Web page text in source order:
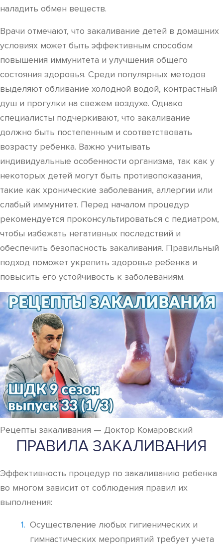
наладить обмен веществ.
Врачи отмечают, что закаливание детей в домашних
условиях может быть эффективным способом
повышения иммунитета и улучшения общего
состояния здоровья. Среди популярных методов
выделяют обливание холодной водой, контрастный
душ и прогулки на свежем воздухе. Однако
специалисты подчеркивают, что закаливание
должно быть постепенным и соответствовать
возрасту ребенка. Важно учитывать
индивидуальные особенности организма, так как у
некоторых детей могут быть противопоказания,
такие как хронические заболевания, аллергии или
слабый иммунитет. Перед началом процедур
рекомендуется проконсультироваться с педиатром,
чтобы избежать негативных последствий и
обеспечить безопасность закаливания. Правильный
подход поможет укрепить здоровье ребенка и
повысить его устойчивость к заболеваниям.
Рецепты закаливания — Доктор Комаровский
ПРАВИЛА ЗАКАЛИВАНИЯ
Эффективность процедур по закаливанию ребенка
во многом зависит от соблюдения правил их
выполнения:
Осуществление любых гигиенических и
гимнастических мероприятий требует учета